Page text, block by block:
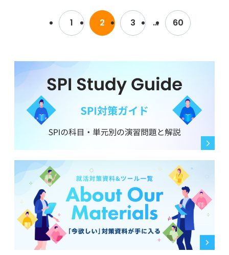
履歴書に記載すべき級のボーダーラインや、数学的スキ
ルを業務適性に結びつけてアピールするための具体的な
書き方についてアドバイスをお願いします。
IT業界を志望する理由に説得力を持たせるための構成
「5年後、10年後にどうなっていたいか」を今の段階で
明確にするのは難しく、どのように表現すれば説得力が
出るのか判断に迷っています。
り、逆に控えめすぎて意欲が低いと判断されたりしない
かとても不安です。
企業がキャリアプランを質問する意図や、選考を通過す
るために押さえておくべき書き方のコツ、具体的な構成
案についてアドバイスをお願いします。
1 2 3 … 60